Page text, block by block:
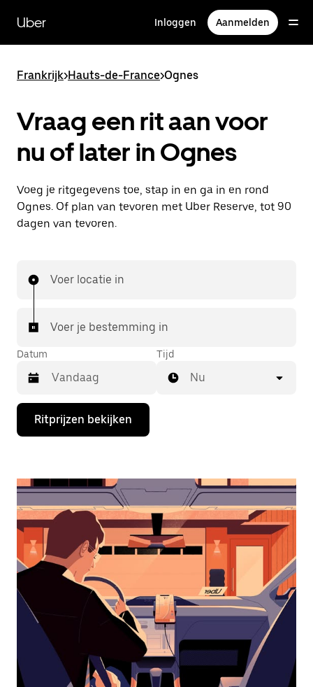
naar
hoofdinhoud
Uber Inloggen Aanmelden
Frankrijk>Hauts-de-France>Ognes
Vraag een rit aan voor
nu of later in Ognes
Voeg je ritgegevens toe, stap in en ga in en rond
Ognes. Of plan van tevoren met Uber Reserve, tot 90
dagen van tevoren.
Voer locatie in
Voer je bestemming in
Datum
Druk
de
de
te
openen
een
datum
te
selecteren.
Druk
Escape
agenda
te
Tijd
Nu
Ritprijzen bekijken